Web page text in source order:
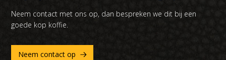
Neem contact met ons op, dan bespreken we dit bij een
goede kop koffie.
Neem contact op